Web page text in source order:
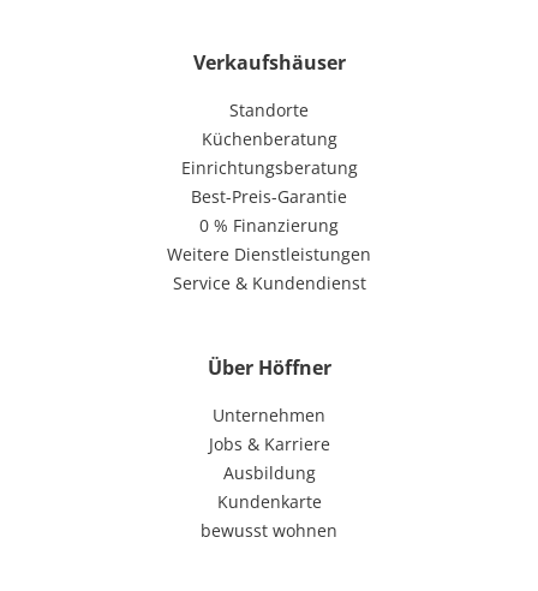
Verkaufshäuser
Standorte
Küchenberatung
Einrichtungsberatung
Best-Preis-Garantie
0 % Finanzierung
Weitere Dienstleistungen
Service & Kundendienst
Über Höffner
Unternehmen
Jobs & Karriere
Ausbildung
Kundenkarte
bewusst wohnen